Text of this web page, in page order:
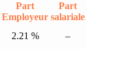
Part
Employeur
Part
salariale
2.21 % –